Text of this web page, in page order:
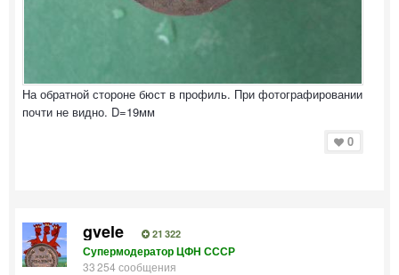
На обратной стороне бюст в профиль. При фотографировании
почти не видно. D=19мм
0
gvele 21 322
Супермодератор ЦФН СССР
33 254 сообщения